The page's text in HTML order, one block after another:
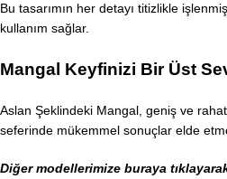
Bu tasarımın her detayı titizlikle
kullanım sağlar.
Mangal Keyfinizi Bir Üst
Aslan Şeklindeki Mangal, geniş ve
seferinde mükemmel sonuçlar elde
Diğer modellerimize buraya